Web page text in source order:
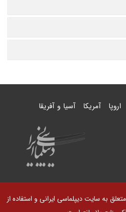
اروپا آمریکا آسیا و آفریقا
به سایت دیپلماسی ایرانی و استفاده از